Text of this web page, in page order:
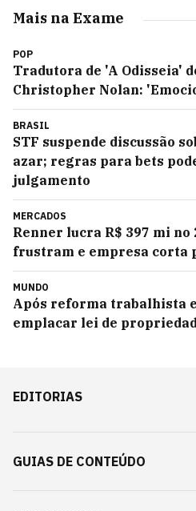
Mais na Exame
POP
Tradutora de 'A Odisseia'
Christopher Nolan:
BRASIL
STF suspende discussão
azar; regras para bets
julgamento
MERCADOS
Renner lucra R$ 397 mi no
frustram e empresa corta
MUNDO
Após reforma trabalhista
emplacar lei de
EDITORIAS
GUIAS DE CONTEÚDO